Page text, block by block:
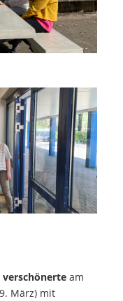
verschönerte am
März) mit